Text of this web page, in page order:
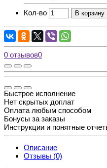
Кол-во В корзину
0 отзывов0
Быстрое исполнение
Нет скрытых доплат
Оплата любым способом
Бонусы за заказы
Инструкции и понятные
Описание
Отзывы (0)